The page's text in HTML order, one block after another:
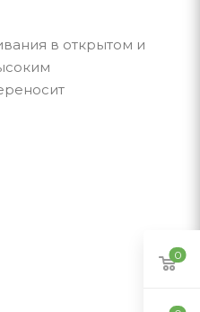
в открытом и
0